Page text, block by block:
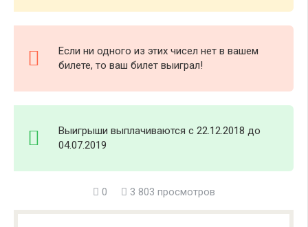
Если ни одного из этих чисел нет в вашем
билете, то ваш билет выиграл!
Выигрыши выплачиваются с 22.12.2018 до
04.07.2019
0 3 803 просмотров